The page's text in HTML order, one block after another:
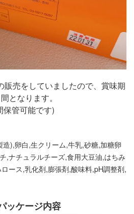
販売をしていましたので、賞味期
となります。
保管可能です)
),卵白,生クリーム,牛乳,砂糖,加糖卵
,ナチュラルチーズ,食用大豆油,はちみ
ース,乳化剤,膨張剤,酸味料,pH調整剤,
ッケージ内容